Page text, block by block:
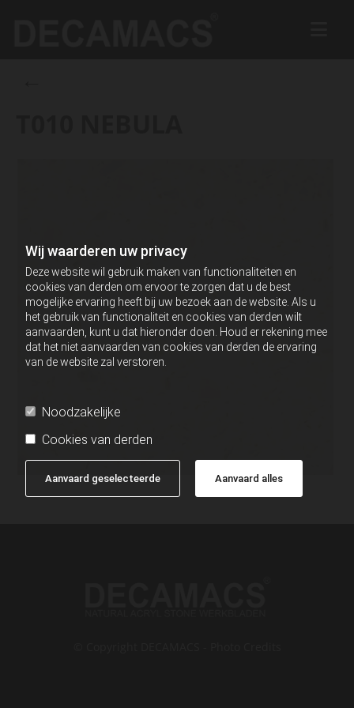
Wij waarderen uw privacy
Deze website wil gebruik maken van functionaliteiten en
cookies van derden om ervoor te zorgen dat u de best
mogelijke ervaring heeft bij uw bezoek aan de website. Als u
het gebruik van functionaliteit en cookies van derden wilt
aanvaarden, kunt u dat hieronder doen. Houd er rekening mee
dat het niet aanvaarden van cookies van derden de ervaring
van de website zal verstoren.
Noodzakelijke
Cookies van derden
Aanvaard geselecteerde Aanvaard alles